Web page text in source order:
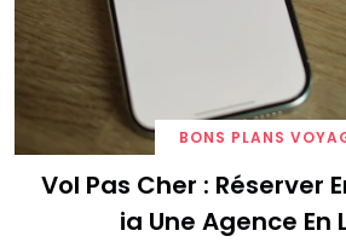
BONS PLANS
Vol Pas Cher : Réserver
Ia Une Agence En